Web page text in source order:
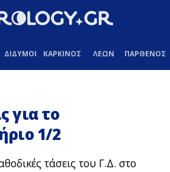
ΔΙΔΥΜΟΙ ΚΑΡΚΙΝΟΣ ΛΕΩΝ ΠΑΡΘΕΝΟΣ
για το
1/2
τάσεις του Γ.Δ. στο